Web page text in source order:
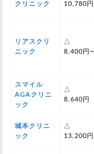
クリニック
10,780円
リアスクリ
ニック
△
8,400円~
スマイル
AGAクリニ
ック
△
8,640円
城本クリニ
ック
△
13,200円